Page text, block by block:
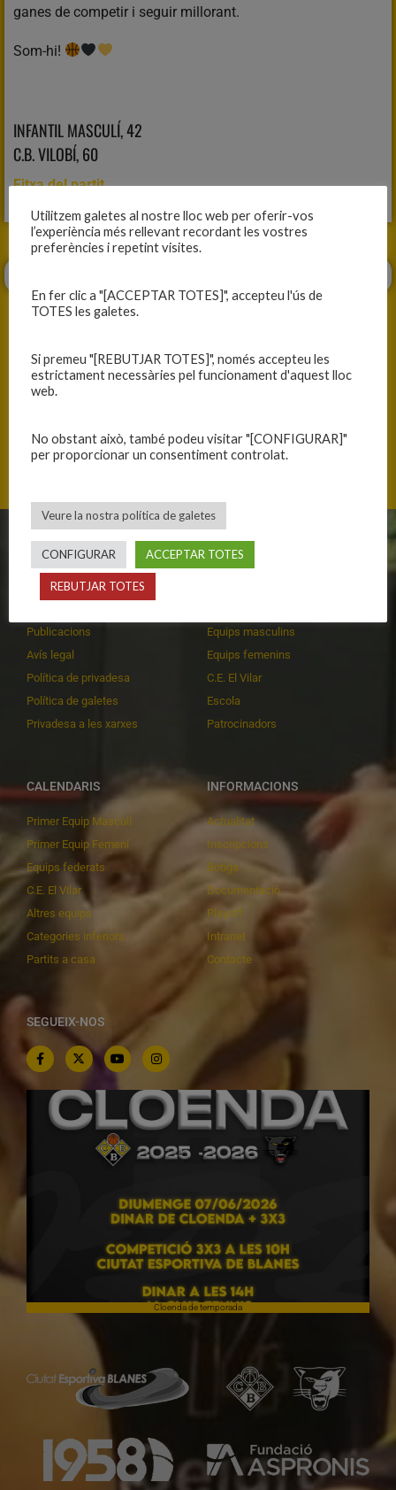
ganes de competir i seguir millorant.
Som-hi!
INFANTIL MASCULÍ, 42
C.B. VILOBÍ, 60
Fitxa del partit
ANTERIOR SEGÜENT
CLUB
Història
Publicacions
Avís legal
Política de privadesa
Política de galetes
Privadesa a les xarxes
EQUIPS
Equips masculins
Equips femenins
C.E. El Vilar
Escola
Patrocinadors
CALENDARIS
Primer Equip Masculí
Primer Equip Femení
Equips federats
C.E. El Vilar
Altres equips
Categories inferiors
Partits a casa
INFORMACIONS
Actualitat
Inscripcions
Botiga
Documentació
Playoff
Intranet
Contacte
SEGUEIX-NOS
Cloenda de temporada
Utilitzem galetes al nostre lloc web per oferir-vos
l’experiència més rellevant recordant les vostres
preferències i repetint visites.
En fer clic a "[ACCEPTAR TOTES]", accepteu l'ús de
TOTES les galetes.
Si premeu "[REBUTJAR TOTES]", només accepteu les
estrictament necessàries pel funcionament d'aquest lloc
web.
No obstant això, també podeu visitar "[CONFIGURAR]"
per proporcionar un consentiment controlat.
Veure la nostra política de galetes
CONFIGURAR ACCEPTAR TOTES
REBUTJAR TOTES